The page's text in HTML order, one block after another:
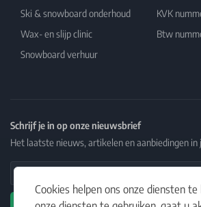
Cookies helpen ons onze diensten te
Ski & snowboard onderhoud
Wax- en slijp clinic
Snowboard verhuur
KVK
Btw
Schrijf je in op onze nieuwsbrief
Het laatste nieuws, artikelen en aanbiedingen in
Email Address